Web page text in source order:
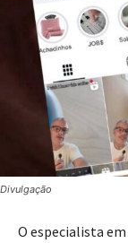
Divulgação
O especialista